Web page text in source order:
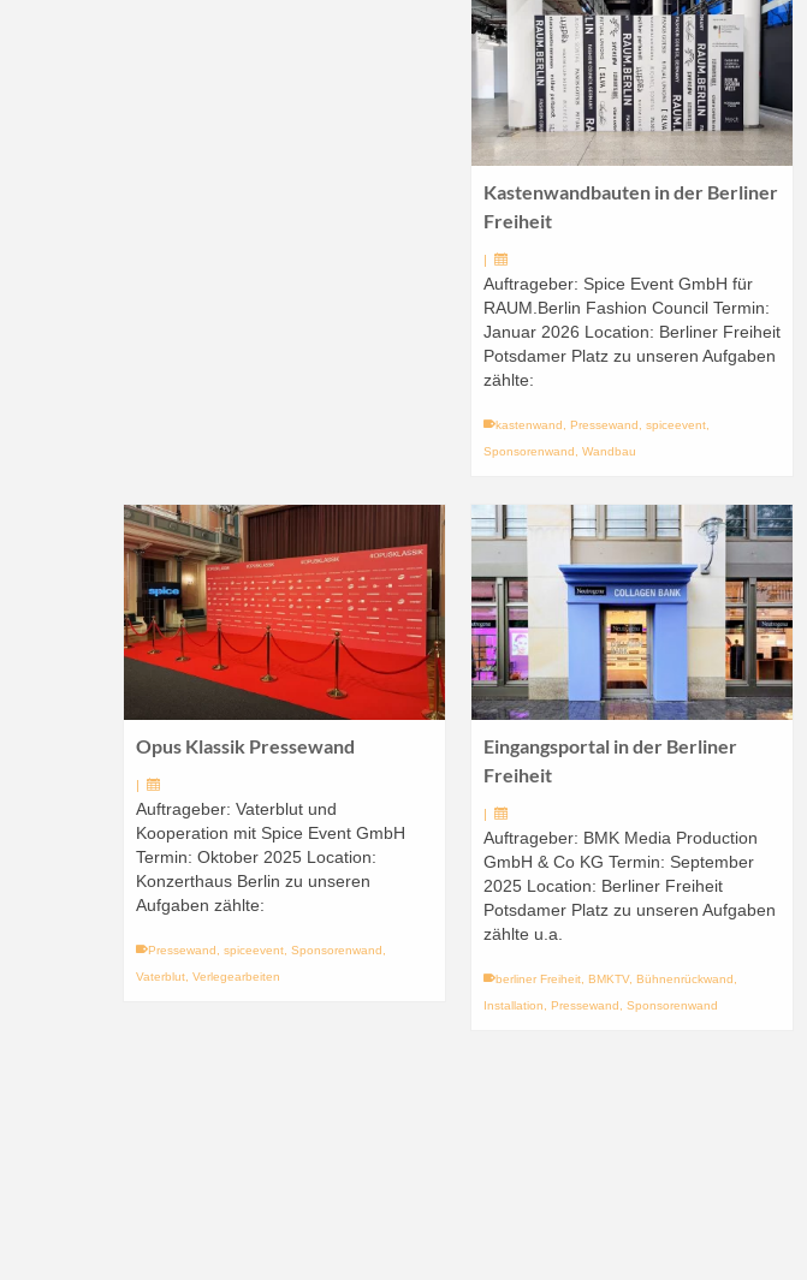
Kastenwandbauten in der Berliner
Freiheit
Auftrageber: Spice Event GmbH für
RAUM.Berlin Fashion Council Termin:
Januar 2026 Location: Berliner Freiheit
Potsdamer Platz zu unseren Aufgaben
zählte:
kastenwand , Pressewand ,spiceevent,
Sponsorenwand ,Wandbau
Opus Klassik Pressewand
|
Auftrageber: Vaterblut und
Kooperation mit Spice Event GmbH
Termin: Oktober 2025 Location:
Konzerthaus Berlin zu unseren
Aufgaben zählte:
Pressewand spiceevent Sponsorenwand
Vaterblut Verlegearbeiten
Eingangsportal in der Berliner
Freiheit
|
Auftrageber: BMK Media Production
GmbH & Co KG Termin: September
2025 Location: Berliner Freiheit
Potsdamer Platz zu unseren Aufgaben
zählte u.a.
berliner Freiheit ,BMKTV,Bühnenrückwand
Installation
,Pressewand ,Sponsorenwand